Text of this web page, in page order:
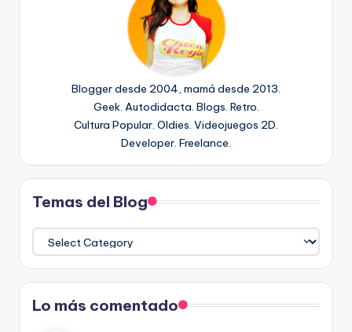
Blogger desde 2004, mamá desde 2013.
Geek. Autodidacta. Blogs. Retro.
Cultura Popular. Oldies. Videojuegos 2D.
Developer. Freelance.
Temas del Blog
Temas
del
Blog
Lo más comentado